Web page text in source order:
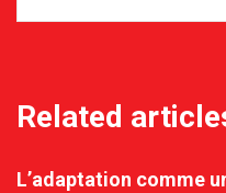
Related
L’adaptation comme